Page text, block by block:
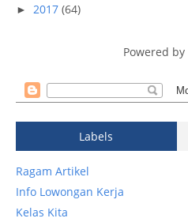
► 2017 (64)
Powered by
Labels
Ragam Artikel
Info Lowongan Kerja
Kelas Kita